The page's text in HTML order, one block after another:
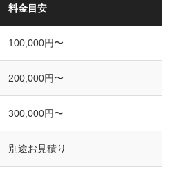
料金目安
100,000円〜
200,000円〜
300,000円〜
別途お見積り